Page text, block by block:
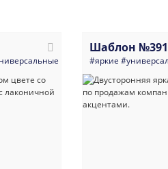
#визажисты#светлые #красота
#визитка#косметология
Шаблон
#яркие